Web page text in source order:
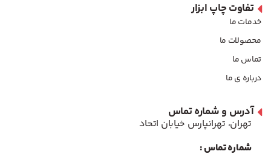
تفاوت چاپ ابزار
خدمات ما
محصولات ما
تماس ما
درباره ی ما
آدرس و شماره تماس
تهران، تهرانپارس خیابان اتحاد
شماره تماس :